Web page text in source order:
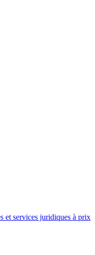
et services juridiques à prix